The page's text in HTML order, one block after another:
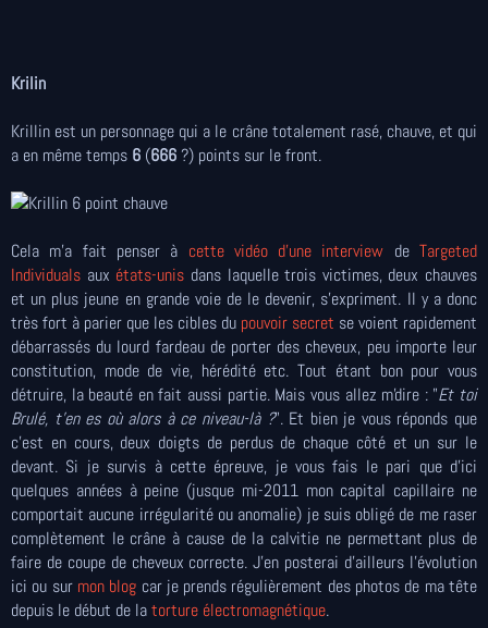
Krilin
Krillin est un personnage qui a le crâne totalement rasé, chauve, et qui
a en même temps 6 (666 ?) points sur le front.
Cela m'a fait penser à cette vidéo d'une interview deTargeted
Individuals aux états-unis dans laquelle trois victimes, deux chauves
et un plus jeune en grande voie de le devenir, s'expriment. Il y a donc
très fort à parier que les cibles du pouvoir secret se voient rapidement
débarrassés du lourd fardeau de porter des cheveux, peu importe leur
constitution, mode de vie, hérédité etc. Tout étant bon pour vous
détruire, la beauté en fait aussi partie. Mais vous allez m'dire : "Et toi
Brulé, t'en es où alors à ce niveau-là ?". Et bien je vous réponds que
c'est en cours, deux doigts de perdus de chaque côté et un sur le
devant. Si je survis à cette épreuve, je vous fais le pari que d'ici
quelques années à peine (jusque mi-2011 mon capital capillaire ne
comportait aucune irrégularité ou anomalie) je suis obligé de me raser
complètement le crâne à cause de la calvitie ne permettant plus de
faire de coupe de cheveux correcte. J'en posterai d'ailleurs l'évolution
ici ou sur mon blog car je prends régulièrement des photos de ma tête
depuis le début de latorture électromagnétique.